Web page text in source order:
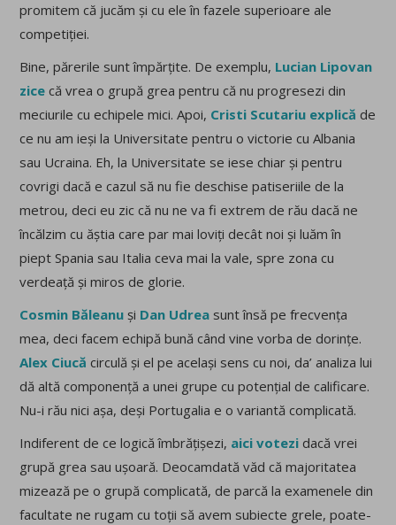
promitem că jucăm și cu ele în fazele superioare ale
competiției.
Bine, părerile sunt împărțite. De exemplu, Lucian Lipovan
zice că vrea o grupă grea pentru că nu progresezi din
meciurile cu echipele mici. Apoi, Cristi Scutariu explică de
ce nu am ieși la Universitate pentru o victorie cu Albania
sau Ucraina. Eh, la Universitate se iese chiar și pentru
covrigi dacă e cazul să nu fie deschise patiseriile de la
metrou, deci eu zic că nu ne va fi extrem de rău dacă ne
încălzim cu ăștia care par mai loviți decât noi și luăm în
piept Spania sau Italia ceva mai la vale, spre zona cu
verdeață și miros de glorie.
Cosmin Băleanu și Dan Udrea sunt însă pe frecvența
mea, deci facem echipă bună când vine vorba de dorințe.
Alex Ciucă circulă și el pe același sens cu noi, da’ analiza lui
dă altă componență a unei grupe cu potențial de calificare.
Nu-i rău nici așa, deși Portugalia e o variantă complicată.
Indiferent de ce logică îmbrățișezi, aici votezi dacă vrei
grupă grea sau ușoară. Deocamdată văd că majoritatea
mizează pe o grupă complicată, de parcă la examenele din
facultate ne rugam cu toții să avem subiecte grele, poate-